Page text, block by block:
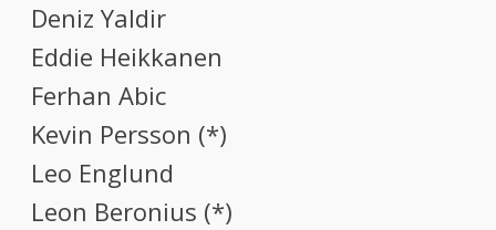
Deniz Yaldir
Eddie Heikkanen
Ferhan Abic
Kevin Persson (*)
Leo Englund
Leon Beronius (*)